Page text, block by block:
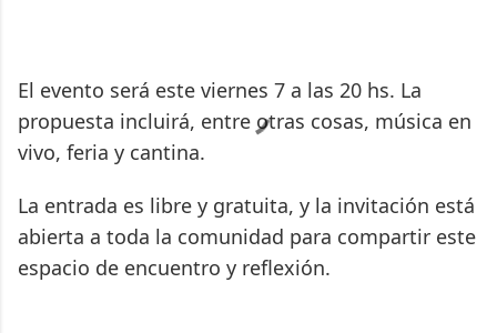
El evento será este viernes 7 a las 20 hs. La
propuesta incluirá, entre otras cosas, música en
vivo, feria y cantina.
La entrada es libre y gratuita, y la invitación está
abierta a toda la comunidad para compartir este
espacio de encuentro y reflexión.